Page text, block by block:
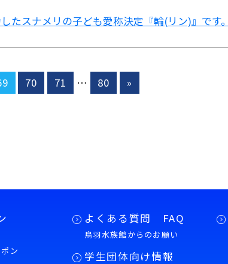
たスナメリの子ども愛称決定 『輪(リン)』です。
70 71 … 80 »
ン
よくある質問 FAQ
鳥羽水族館からのお願い
学生団体向け情報